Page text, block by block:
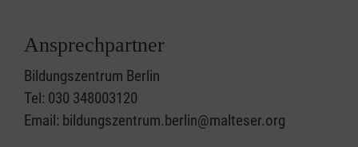
Ansprechpartner
Bildungszentrum Berlin
Tel: 030 348003120
Email: bildungszentrum.berlin@malteser.org